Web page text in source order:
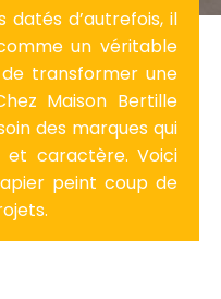
datés d’autrefois, il
un véritable
transformer une
Maison Bertille
des marques qui
et caractère. Voici
peint coup de